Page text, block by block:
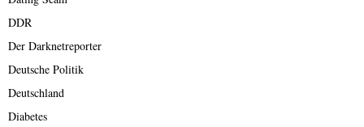
DDR
Der Darknetreporter
Deutsche Politik
Deutschland
Diabetes